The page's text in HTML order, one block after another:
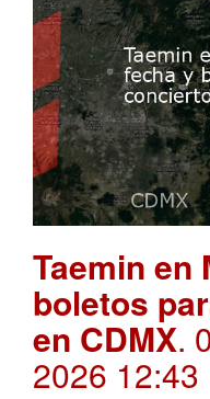
Taemin en
boletos
en CDMX.
2026 12:43